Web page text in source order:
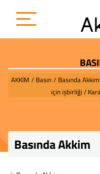
AKKİM / Basın / Basında Akkim
için işbirliği /
Basında Akkim